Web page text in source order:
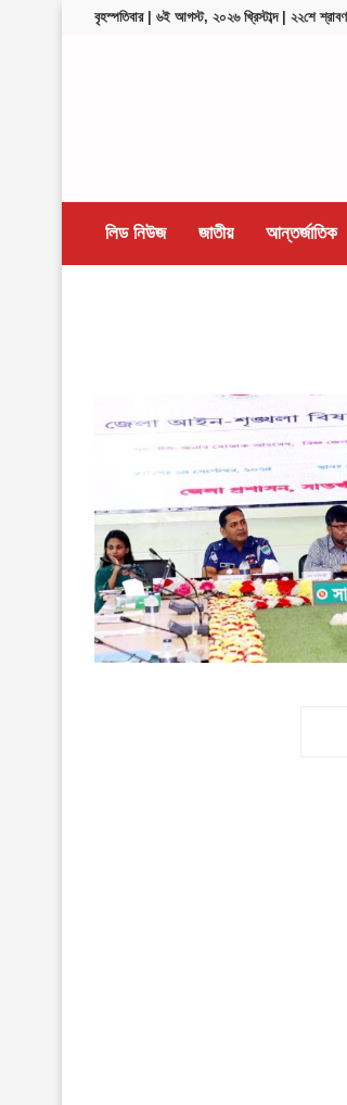
বৃহস্পতিবার | ৬ই আগস্ট, ২০২৬ খ্রিস্টাব্দ | ২২শে
লিড নিউজ জাতীয় আন্তর্জাতিক